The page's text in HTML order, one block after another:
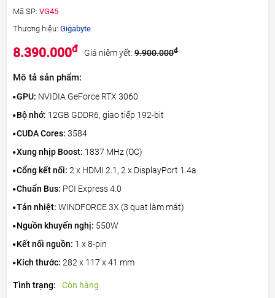
Mã SP:VG45
Thương hiệu:Gigabyte
8.390.000đ Giá niêm yết:9.900.000đ
Mô tả sản phẩm:
GPU: NVIDIA GeForce RTX 3060
Bộ nhớ: 12GB GDDR6, giao tiếp 192-bit
CUDA Cores: 3584
Xung nhịp Boost: 1837 MHz (OC)
Cổng kết nối: 2 x HDMI 2.1, 2 x DisplayPort 1.4a
Chuẩn Bus: PCI Express 4.0
Tản nhiệt: WINDFORCE 3X (3 quạt làm mát)
Nguồn khuyến nghị: 550W
Kết nối nguồn: 1 x 8-pin
Kích thước: 282 x 117 x 41 mm
Tình trạng:
Còn hàng